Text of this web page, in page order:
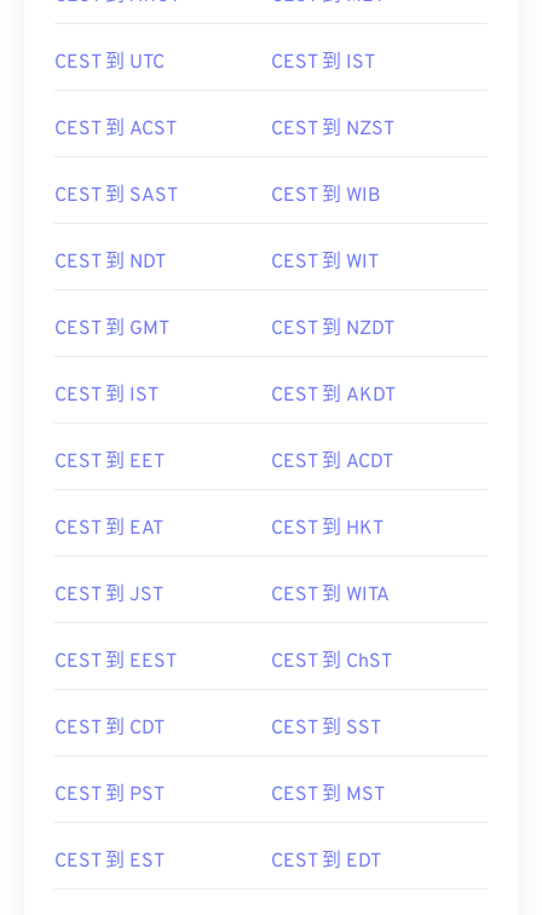
CEST 到 UTC CEST 到 IST
CEST 到 ACST CEST 到 NZST
CEST 到 SAST CEST 到 WIB
CEST 到 NDT CEST 到 WIT
CEST 到 GMT CEST 到 NZDT
CEST 到 IST CEST 到 AKDT
CEST 到 EET CEST 到 ACDT
CEST 到 EAT CEST 到 HKT
CEST 到 JST CEST 到 WITA
CEST 到 EEST CEST 到 ChST
CEST 到 CDT CEST 到 SST
CEST 到 PST CEST 到 MST
CEST 到 EST CEST 到 EDT